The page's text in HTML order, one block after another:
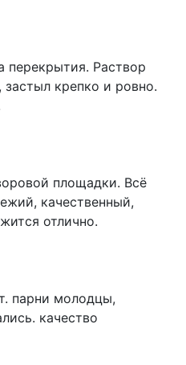
перекрытия. Раствор
крепко и ровно.
площадки. Всё
качественный,
отлично.
парни молодцы,
качество